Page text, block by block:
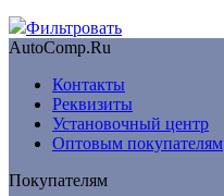
Фильтровать
AutoComp.Ru
Контакты
Реквизиты
Установочный центр
Оптовым покупателям
Покупателям